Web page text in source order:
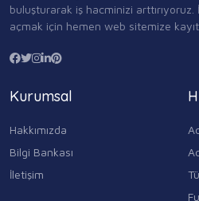
buluşturarak iş hacminizi
açmak için hemen web sitemize
Kurumsal
Hakkımızda
Bilgi Bankası
İletişim